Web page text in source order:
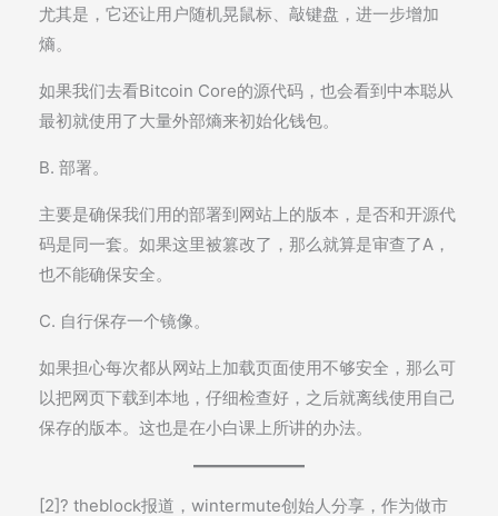
尤其是，它还让用户随机晃鼠标、敲键盘，进一步增加
熵。
如果我们去看Bitcoin Core的源代码，也会看到中本聪从
最初就使用了大量外部熵来初始化钱包。
B. 部署。
主要是确保我们用的部署到网站上的版本，是否和开源代
码是同一套。如果这里被篡改了，那么就算是审查了A，
也不能确保安全。
C. 自行保存一个镜像。
如果担心每次都从网站上加载页面使用不够安全，那么可
以把网页下载到本地，仔细检查好，之后就离线使用自己
保存的版本。这也是在小白课上所讲的办法。
[2]? theblock报道，wintermute创始人分享，作为做市